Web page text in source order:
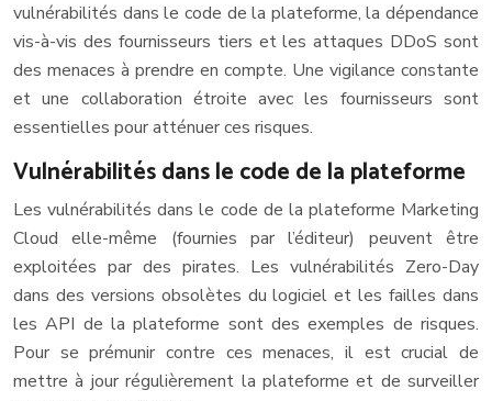
vulnérabilités dans le code de la plateforme, la dépendance
vis-à-vis des fournisseurs tiers et les attaques DDoS sont
des menaces à prendre en compte. Une vigilance constante
et une collaboration étroite avec les fournisseurs sont
essentielles pour atténuer ces risques.
Vulnérabilités dans le code de la plateforme
Les vulnérabilités dans le code de la plateforme Marketing
Cloud elle-même (fournies par l’éditeur) peuvent être
exploitées par des pirates. Les vulnérabilités Zero-Day
dans des versions obsolètes du logiciel et les failles dans
les API de la plateforme sont des exemples de risques.
Pour se prémunir contre ces menaces, il est crucial de
mettre à jour régulièrement la plateforme et de surveiller